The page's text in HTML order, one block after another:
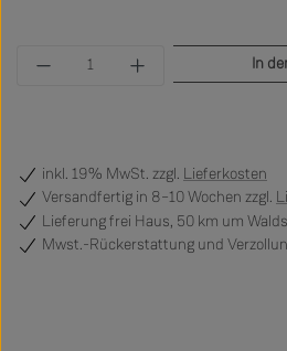
Produkt Anzahl: Gib den
In
inkl. 19% MwSt. zzgl. Lieferkosten
Versandfertig in 8–10 Wochen zzgl.
Lieferung frei Haus, 50 km um
Mwst.-Rückerstattung und